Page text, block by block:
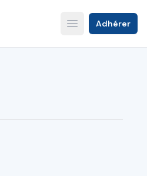
Open main menu
Adhérer